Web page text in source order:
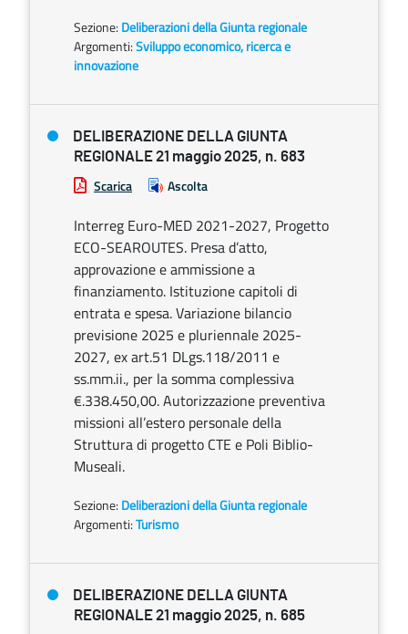
Sezione: Deliberazioni della Giunta regionale
Argomenti:Sviluppo economico, ricerca e
innovazione
DELIBERAZIONE DELLA GIUNTA
REGIONALE 21 maggio 2025, n. 683
Scarica Ascolta
Interreg Euro-MED 2021-2027, Progetto
ECO-SEAROUTES. Presa d’atto,
approvazione e ammissione a
finanziamento. Istituzione capitoli di
entrata e spesa. Variazione bilancio
previsione 2025 e pluriennale 2025-
2027, ex art.51 DLgs.118/2011 e
ss.mm.ii., per la somma complessiva
€.338.450,00. Autorizzazione preventiva
missioni all’estero personale della
Struttura di progetto CTE e Poli Biblio-
Museali.
Sezione: Deliberazioni della Giunta regionale
Argomenti:Turismo
DELIBERAZIONE DELLA GIUNTA
REGIONALE 21 maggio 2025, n. 685